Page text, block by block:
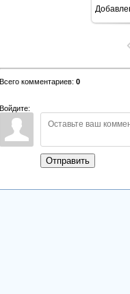
Всего комментариев: 0
Войдите:
Отправить